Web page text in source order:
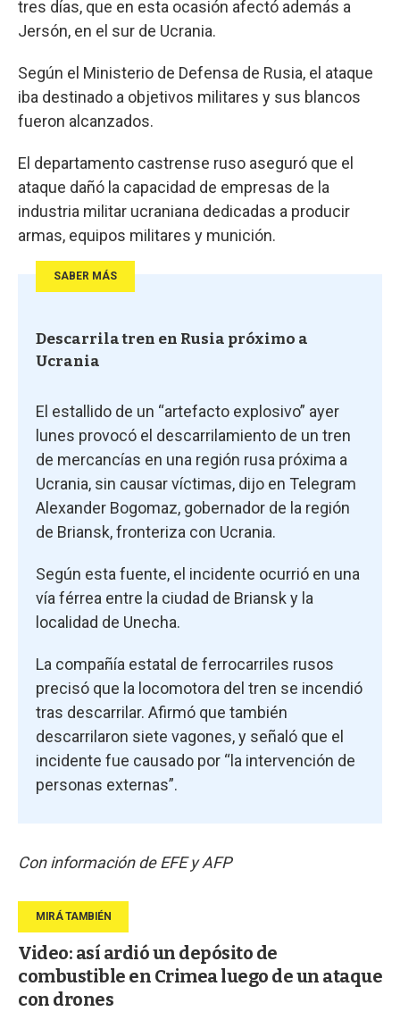
tres días, que en esta ocasión afectó además a
Jersón, en el sur de Ucrania.
Según el Ministerio de Defensa de Rusia, el ataque
iba destinado a objetivos militares y sus blancos
fueron alcanzados.
El departamento castrense ruso aseguró que el
ataque dañó la capacidad de empresas de la
industria militar ucraniana dedicadas a producir
armas, equipos militares y munición.
SABER MÁS
Descarrila tren en Rusia próximo a
Ucrania
El estallido de un “artefacto explosivo” ayer
lunes provocó el descarrilamiento de un tren
de mercancías en una región rusa próxima a
Ucrania, sin causar víctimas, dijo en Telegram
Alexander Bogomaz, gobernador de la región
de Briansk, fronteriza con Ucrania.
Según esta fuente, el incidente ocurrió en una
vía férrea entre la ciudad de Briansk y la
localidad de Unecha.
La compañía estatal de ferrocarriles rusos
precisó que la locomotora del tren se incendió
tras descarrilar. Afirmó que también
descarrilaron siete vagones, y señaló que el
incidente fue causado por “la intervención de
personas externas”.
Con información de EFE y AFP
Video: así ardió un depósito de
combustible en Crimea luego de un ataque
con drones